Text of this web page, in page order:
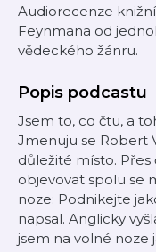
Audiorecenze
Feynmana od
vědeckého žánru.
Popis podcastu
Jsem to, co čtu, a
Jmenuju se Robert
důležité místo.
objevovat spolu se
noze: Podnikejte
napsal. Anglicky
jsem na volné noze